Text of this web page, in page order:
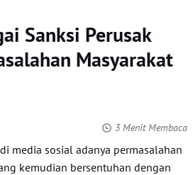
Sanksi Perusak
Masyarakat
3 Menit Membaca
di media sosial adanya permasalahan
kemudian bersentuhan dengan